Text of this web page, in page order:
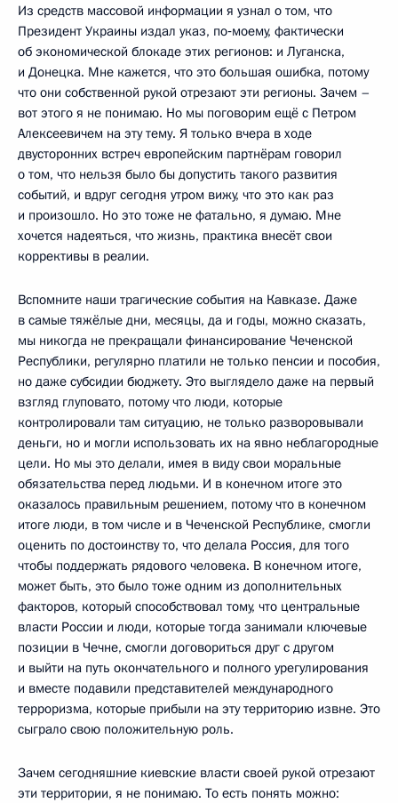
Из средств массовой информации я узнал о том, что
Президент Украины издал указ, по‑моему, фактически
об экономической блокаде этих регионов: и Луганска,
и Донецка. Мне кажется, что это большая ошибка, потому
что они собственной рукой отрезают эти регионы. Зачем –
вот этого я не понимаю. Но мы поговорим ещё с Петром
Алексеевичем на эту тему. Я только вчера в ходе
двусторонних встреч европейским партнёрам говорил
о том, что нельзя было бы допустить такого развития
событий, и вдруг сегодня утром вижу, что это как раз
и произошло. Но это тоже не фатально, я думаю. Мне
хочется надеяться, что жизнь, практика внесёт свои
коррективы в реалии.
Вспомните наши трагические события на Кавказе. Даже
в самые тяжёлые дни, месяцы, да и годы, можно сказать,
мы никогда не прекращали финансирование Чеченской
Республики, регулярно платили не только пенсии и пособия,
но даже субсидии бюджету. Это выглядело даже на первый
взгляд глуповато, потому что люди, которые
контролировали там ситуацию, не только разворовывали
деньги, но и могли использовать их на явно неблагородные
цели. Но мы это делали, имея в виду свои моральные
обязательства перед людьми. И в конечном итоге это
оказалось правильным решением, потому что в конечном
итоге люди, в том числе и в Чеченской Республике, смогли
оценить по достоинству то, что делала Россия, для того
чтобы поддержать рядового человека. В конечном итоге,
может быть, это было тоже одним из дополнительных
факторов, который способствовал тому, что центральные
власти России и люди, которые тогда занимали ключевые
позиции в Чечне, смогли договориться друг с другом
и выйти на путь окончательного и полного урегулирования
и вместе подавили представителей международного
терроризма, которые прибыли на эту территорию извне. Это
сыграло свою положительную роль.
Зачем сегодняшние киевские власти своей рукой отрезают
эти территории, я не понимаю. То есть понять можно: